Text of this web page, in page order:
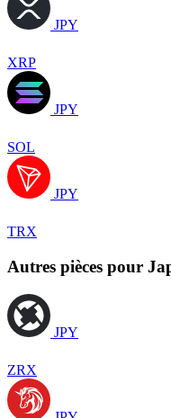
JPY
XRP
JPY
SOL
JPY
TRX
Autres pièces pour
JPY
ZRX